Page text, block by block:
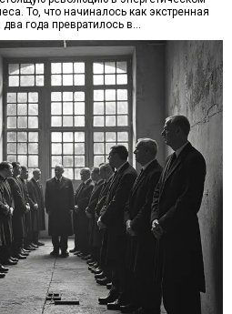
То, что начиналось как экстренная
года превратилось в…